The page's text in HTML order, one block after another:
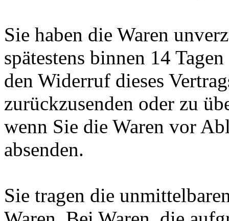
Sie haben die Waren
spätestens binnen 14
den Widerruf dieses
zurückzusenden oder zu
wenn Sie die Waren vor
absenden.
Sie tragen die